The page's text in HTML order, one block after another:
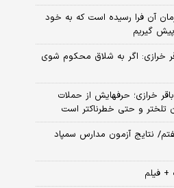
آن فرا رسیده است که به خود
گیریم
خرازی: اگر به شلاق محکوم شوی
خرازی؛ حرفهایش از حملات
تلختر و حتی خطرناکتر است
نتایج آزمون مدارس سمپاد
+ فیلم